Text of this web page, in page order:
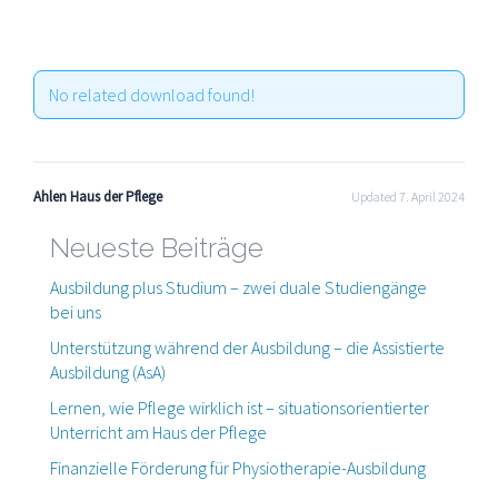
No related download found!
Ahlen Haus der Pflege Updated 7. April 2024
Neueste Beiträge
Ausbildung plus Studium – zwei duale Studiengänge
bei uns
Unterstützung während der Ausbildung – die Assistierte
Ausbildung (AsA)
Lernen, wie Pflege wirklich ist – situationsorientierter
Unterricht am Haus der Pflege
Finanzielle Förderung für Physiotherapie-Ausbildung